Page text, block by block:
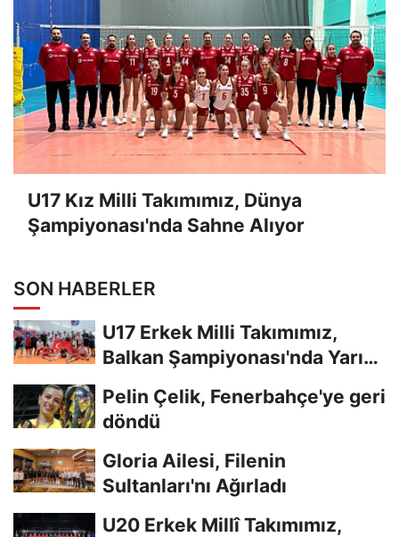
U17 Kız Milli Takımımız, Dünya
Şampiyonası'nda Sahne Alıyor
SON HABERLER
U17 Erkek Milli Takımımız,
Balkan Şampiyonası'nda Yarı
Pelin Çelik, Fenerbahçe'ye geri
döndü
Gloria Ailesi, Filenin
Sultanları'nı Ağırladı
U20 Erkek Millî Takımımız,